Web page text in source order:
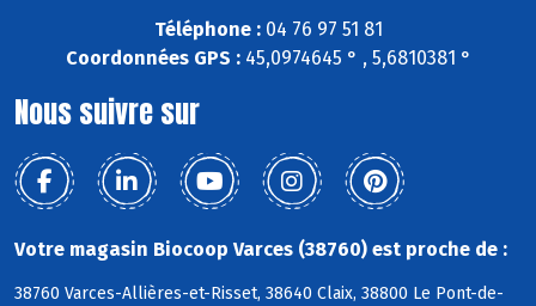
Téléphone :04 76 97 51 81
Coordonnées GPS :45,0974645 ° , 5,6810381 °
Nous suivre sur
Votre magasin Biocoop Varces (38760) est proche de :
38760 Varces-Allières-et-Risset, 38640 Claix, 38800 Le Pont-de-